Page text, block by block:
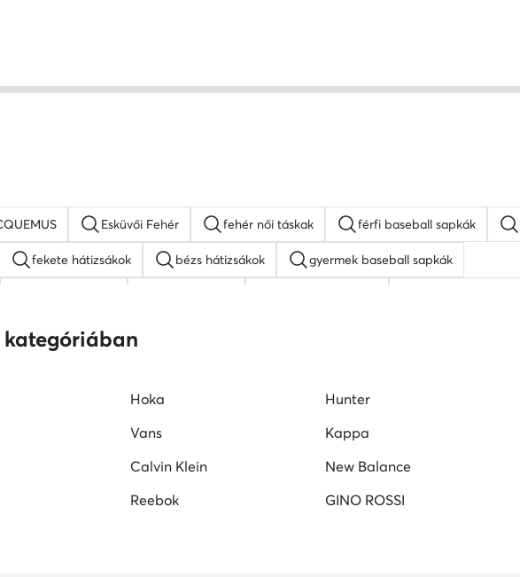
Esküvői Fehér fehér női táskak férfi baseball sapkák
fekete hátizsákok bézs hátizsákok gyermek baseball sapkák
fekete oldaltáskák
kategóriában
Hoka Hunter
Vans Kappa
Calvin Klein New Balance
Reebok GINO ROSSI